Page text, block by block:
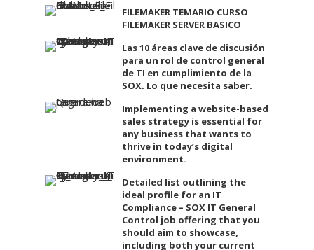
FILEMAKER TEMARIO CURSO
FILEMAKER SERVER BASICO
Las 10 áreas clave de discusión
para un rol de control general
de TI en cumplimiento de la
SOX. Lo que necesita saber.
Implementing a website-based
sales strategy is essential for
any business that wants to
thrive in today’s digital
environment.
Detailed list outlining the
ideal profile for an IT
Compliance – SOX IT General
Control job offering that you
should aim to showcase,
including both your current